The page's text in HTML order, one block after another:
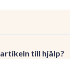
till hjälp?